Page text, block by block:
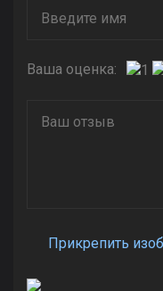
Ваша оценка:
Прикрепить